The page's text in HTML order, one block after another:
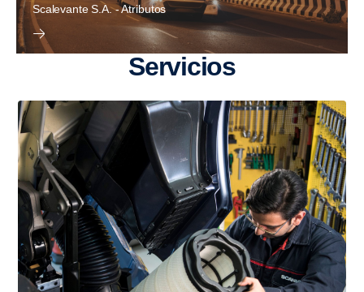
Scalevante S.A. - Atributos
Servi­cios